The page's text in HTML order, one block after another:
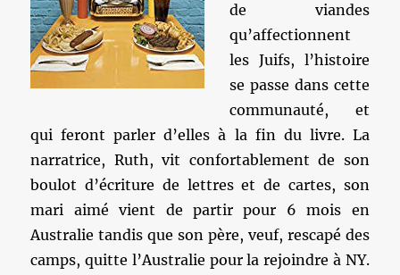
de viandes
qu’affectionnent
les Juifs, l’histoire
se passe dans cette
communauté, et
qui feront parler d’elles à la fin du livre. La
narratrice, Ruth, vit confortablement de son
boulot d’écriture de lettres et de cartes, son
mari aimé vient de partir pour 6 mois en
Australie tandis que son père, veuf, rescapé des
camps, quitte l’Australie pour la rejoindre à NY.